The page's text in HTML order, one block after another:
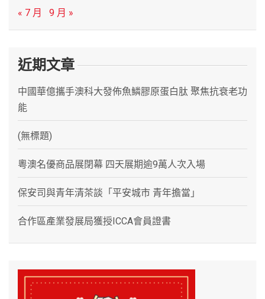
« 7 月
9 月 »
近期文章
中國華億攜手澳科大發佈魚鱗膠原蛋白肽 聚焦抗衰老功
能
(無標題)
粵澳名優商品展閉幕 四天展期逾9萬人次入場
保安司與青年清茶談「平安城市 青年擔當」
合作區產業發展局獲授ICCA會員證書